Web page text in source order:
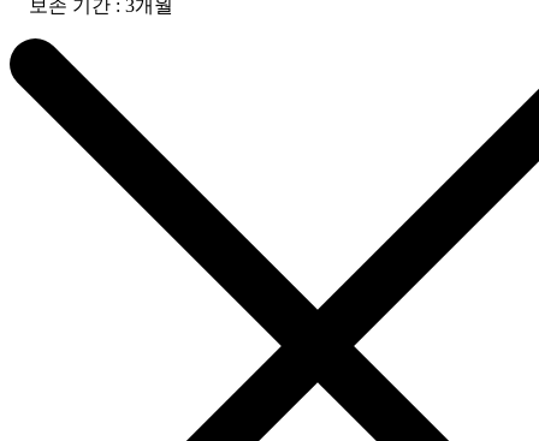
보존 기간 : 3개월